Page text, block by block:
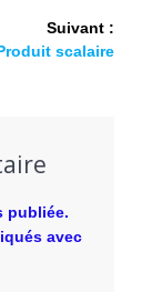
Suivant :
scalaire
publiée.
avec